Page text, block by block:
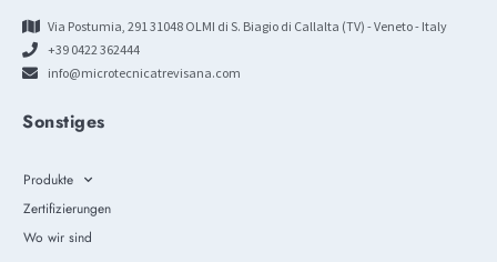
Via Postumia, 291 31048 OLMI di S. Biagio di Callalta (TV) - Veneto - Italy
+39 0422 362444
info@microtecnicatrevisana.com
Sonstiges
Produkte
Zertifizierungen
Wo wir sind